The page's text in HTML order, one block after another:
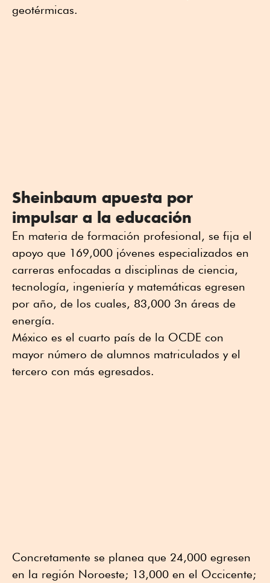
geotérmicas.
Sheinbaum apuesta por
impulsar a la educación
En materia de formación profesional, se fija el
apoyo que 169,000 jóvenes especializados en
carreras enfocadas a disciplinas de ciencia,
tecnología, ingeniería y matemáticas egresen
por año, de los cuales, 83,000 3n áreas de
energía.
México es el cuarto país de la OCDE con
mayor número de alumnos matriculados y el
tercero con más egresados.
Concretamente se planea que 24,000 egresen
en la región Noroeste; 13,000 en el Occicente;